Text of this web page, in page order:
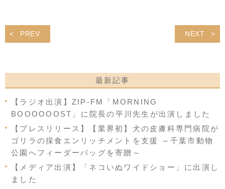
PREV NEXT
最新記事
【ラジオ出演】ZIP-FM「MORNING
BOOOOOOST」に院長の平川先生が出演しました
【プレスリリース】【業界初】犬の皮膚科専門病院が
ゴリラの採食エンリッチメントを支援 ～千葉市動物
公園へフィーダーバッグを寄贈～
【メディア出演】「ネコいぬワイドショー」に出演し
ました